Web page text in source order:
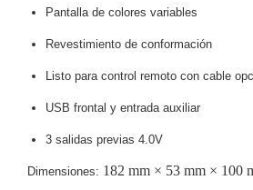
Video
-
CajaPTZTérmicasWiFi
Inalámbricas
Cámaras
HD
Pantalla de colores variables
Revestimiento de conformación
Listo para control remoto con cable
USB frontal y entrada auxiliar
3 salidas previas 4.0V
Dimensiones: 182 mm × 53 mm × 100